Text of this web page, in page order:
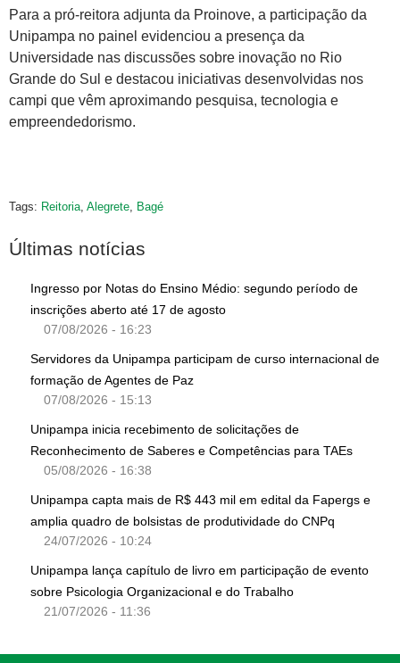
Para a pró-reitora adjunta da Proinove, a participação da
Unipampa no painel evidenciou a presença da
Universidade nas discussões sobre inovação no Rio
Grande do Sul e destacou iniciativas desenvolvidas nos
campi que vêm aproximando pesquisa, tecnologia e
empreendedorismo.
Tags: Reitoria Alegrete Bagé
Últimas notícias
Ingresso por Notas do Ensino Médio: segundo período de
inscrições aberto até 17 de agosto
07/08/2026 - 16:23
Servidores da Unipampa participam de curso internacional de
formação de Agentes de Paz
07/08/2026 - 15:13
Unipampa inicia recebimento de solicitações de
Reconhecimento de Saberes e Competências para TAEs
05/08/2026 - 16:38
Unipampa capta mais de R$ 443 mil em edital da Fapergs e
amplia quadro de bolsistas de produtividade do CNPq
24/07/2026 - 10:24
Unipampa lança capítulo de livro em participação de evento
sobre Psicologia Organizacional e do Trabalho
21/07/2026 - 11:36